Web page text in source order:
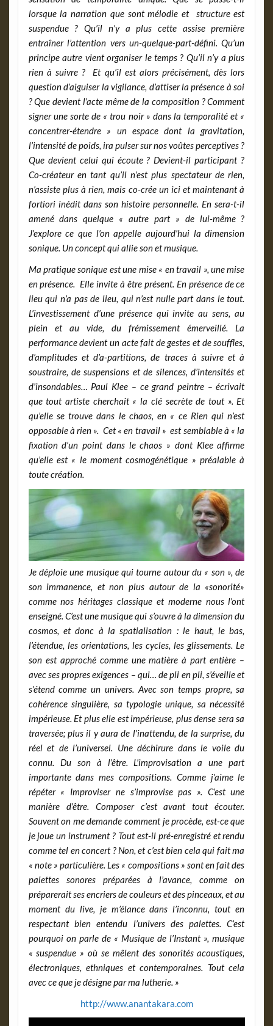
lorsque la narration que sont mélodie et structure est
suspendue ? Qu’il n’y a plus cette assise première
entraîner l’attention vers un-quelque-part-défini. Qu’un
principe autre vient organiser le temps ? Qu’il n’y a plus
rien à suivre ? Et qu’il est alors précisément, dès lors
question d’aiguiser la vigilance, d’attiser la présence à soi
? Que devient l’acte même de la composition ? Comment
signer une sorte de « trou noir » dans la temporalité et «
concentrer-étendre » un espace dont la gravitation,
l’intensité de poids, ira pulser sur nos voûtes perceptives ?
Que devient celui qui écoute ? Devient-il participant ?
Co-créateur en tant qu’il n’est plus spectateur de rien,
n’assiste plus à rien, mais co-crée un ici et maintenant à
fortiori inédit dans son histoire personnelle. En sera-t-il
amené dans quelque « autre part » de lui-même ?
J’explore ce que l’on appelle aujourd’hui la dimension
sonique. Un concept qui allie son et musique.
Ma pratique sonique est une mise « en travail », une mise
en présence. Elle invite à être présent. En présence de ce
lieu qui n’a pas de lieu, qui n’est nulle part dans le tout.
L’investissement d’une présence qui invite au sens, au
plein et au vide, du frémissement émerveillé. La
performance devient un acte fait de gestes et de souffles,
d’amplitudes et d’a-partitions, de traces à suivre et à
soustraire, de suspensions et de silences, d’intensités et
d’insondables… Paul Klee – ce grand peintre – écrivait
que tout artiste cherchait « la clé secrète de tout ». Et
qu’elle se trouve dans le chaos, en « ce Rien qui n’est
opposable à rien ». Cet « en travail » est semblable à « la
fixation d’un point dans le chaos » dont Klee affirme
qu’elle est « le moment cosmogénétique » préalable à
toute création.
Je déploie une musique qui tourne autour du « son », de
son immanence, et non plus autour de la «sonorité»
comme nos héritages classique et moderne nous l’ont
enseigné. C’est une musique qui s’ouvre à la dimension du
cosmos, et donc à la spatialisation : le haut, le bas,
l’étendue, les orientations, les cycles, les glissements. Le
son est approché comme une matière à part entière –
avec ses propres exigences – qui… de pli en pli, s’éveille et
s’étend comme un univers. Avec son temps propre, sa
cohérence singulière, sa typologie unique, sa nécessité
impérieuse. Et plus elle est impérieuse, plus dense sera sa
traversée; plus il y aura de l’inattendu, de la surprise, du
réel et de l’universel. Une déchirure dans le voile du
connu. Du son à l’être. L’improvisation a une part
importante dans mes compositions. Comme j’aime le
répéter « Improviser ne s’improvise pas ». C’est une
manière d’être. Composer c’est avant tout écouter.
Souvent on me demande comment je procède, est-ce que
je joue un instrument ? Tout est-il pré-enregistré et rendu
comme tel en concert ? Non, et c’est bien cela qui fait ma
« note » particulière. Les « compositions » sont en fait des
palettes sonores préparées à l’avance, comme on
préparerait ses encriers de couleurs et des pinceaux, et au
moment du live, je m’élance dans l’inconnu, tout en
respectant bien entendu l’univers des palettes. C’est
pourquoi on parle de « Musique de l’Instant », musique
« suspendue » où se mêlent des sonorités acoustiques,
électroniques, ethniques et contemporaines. Tout cela
avec ce que je désigne par ma lutherie. »
http://www.anantakara.com